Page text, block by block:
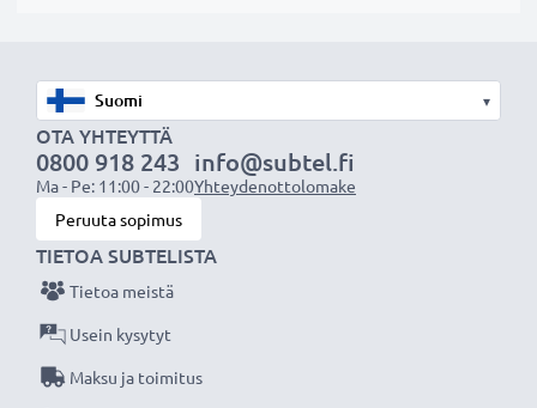
✔ kameraan & videokameraan
✔ televisioon & kotiteatterijärjestelmiin
✔ pelikonsoliin
✔ projektoriin
✔ DVD- & bluray-soittimiin
✔ näyttöön, kannettavaan tietokoneeseen &
tietokoneeseen
kaapelilla, suunniteltu erinomaiseen
▾
OTA YHTEYTTÄ
0800 918 243
Ma - Pe: 11:00 - 22:00
info@subtel.fi
Yhteydenottolomake
Peruuta sopimus
TIETOA SUBTELISTA
Tietoa meistä
Usein kysytyt
Maksu ja toimitus